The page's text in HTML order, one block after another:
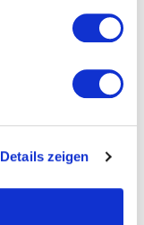
Details zeigen